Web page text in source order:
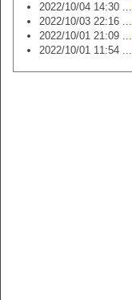
2022/10/04 14:30 ...
2022/10/03 22:16 ...
2022/10/01 21:09 ...
2022/10/01 11:54 ...